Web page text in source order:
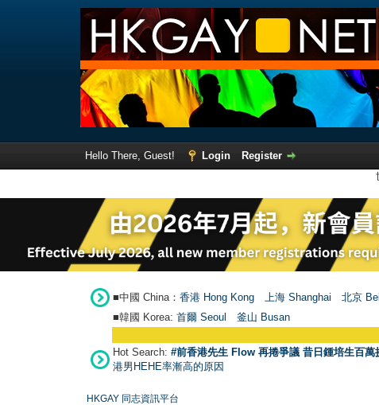
Hello There, Guest! Login
Register
■中國 China： 香港 Hong Kong 上海 Shanghai 北京
■韓國 Korea: 首爾 Seou 釜山 Busan
Hot Search: #前香港先生 Flow 再捲爭議 昔日鍾培生百
港男HEHE率漸高的原因
HKGAY 同志資訊平台